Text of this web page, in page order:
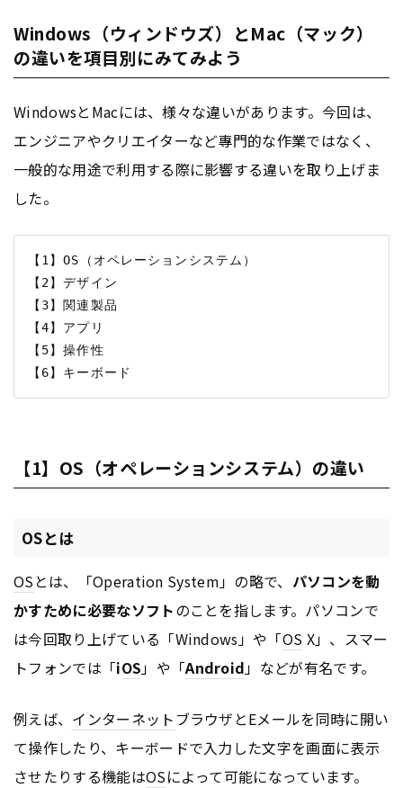
Windows（ウィンドウズ）とMac（マック）
の違いを項目別にみてみよう
WindowsとMacには、様々な違いがあります。今回は、
エンジニアやクリエイターなど專門的な作業ではなく、
一般的な用途で利用する際に影響する違いを取り上げま
した。
【1】OS（オペレーションシステム）
【2】デザイン
【3】関連製品
【4】アプリ
【5】操作性
【1】OS（オペレーションシステム）の違い
OSとは
OSとは、「Operation System」の略で、 パソコンを動
かすために必要なソフトのことを指します。パソコンで
は今回取り上げている「Windows」や「OS X」、スマー
トフォンでは「iOS」や「Android」などが有名です。
例えば、 インターネット ブラウザとEメールを同時に開い
て操作したり、キーボードで入力した文字を画面に表示
させたりする機能はOSによって可能になっています。